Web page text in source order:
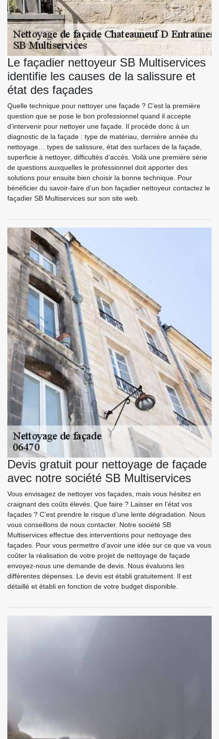
Le façadier nettoyeur SB Multiservices
identifie les causes de la salissure et
état des façades
Quelle technique pour nettoyer une façade ? C’est la première
question que se pose le bon professionnel quand il accepte
d’intervenir pour nettoyer une façade. Il procède donc à un
diagnostic de la façade : type de matériau, dernière année du
nettoyage… types de salissure, état des surfaces de la façade,
superficie à nettoyer, difficultés d’accès. Voilà une première série
de questions auxquelles le professionnel doit apporter des
solutions pour ensuite bien choisir la bonne technique. Pour
bénéficier du savoir-faire d’un bon façadier nettoyeur contactez le
façadier SB Multiservices sur son site web.
Devis gratuit pour nettoyage de façade
avec notre société SB Multiservices
Vous envisagez de nettoyer vos façades, mais vous hésitez en
craignant des coûts élevés. Que faire ? Laisser en l’état vos
façades ? C’est prendre le risque d’une lente dégradation. Nous
vous conseillons de nous contacter. Notre société SB
Multiservices effectue des interventions pour nettoyage des
façades. Pour vous permettre d’avoir une idée sur ce que va vous
coûter la réalisation de votre projet de nettoyage de façade
envoyez-nous une demande de devis. Nous évaluons les
différentes dépenses. Le devis est établi gratuitement. Il est
détaillé et établi en fonction de votre budget disponible.